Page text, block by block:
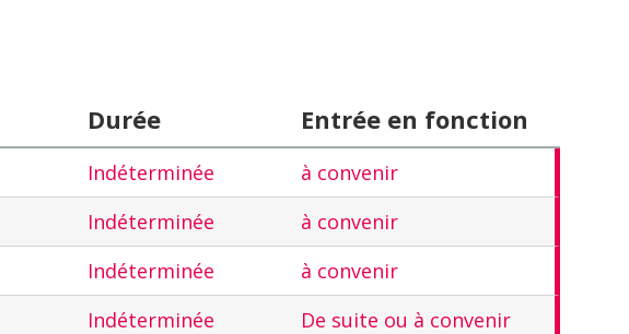
Durée Entrée en fonction
Indéterminée
à convenir
Indéterminée
à convenir
Indéterminée
à convenir
Indéterminée
De suite ou à convenir